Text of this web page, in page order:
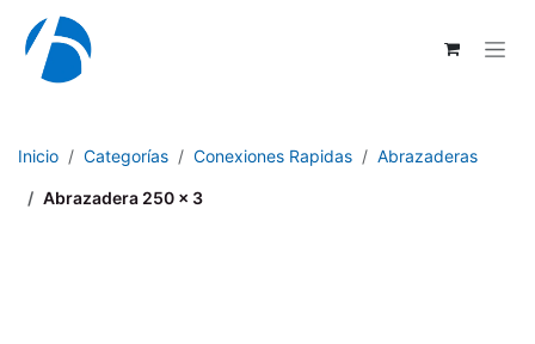
Ir al contenido
Inicio Categorías Conexiones Rapidas Abrazaderas
Abrazadera 250 x 3